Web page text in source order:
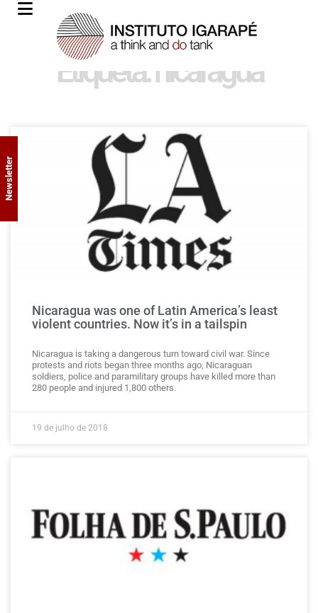
Etiqueta: nicaragua
Nicaragua was one of Latin America’s least
violent countries. Now it’s in a tailspin
Nicaragua is taking a dangerous turn toward civil war. Since
protests and riots began three months ago, Nicaraguan
soldiers, police and paramilitary groups have killed more than
280 people and injured 1,800 others.
19 de julho de 2018
Newsletter